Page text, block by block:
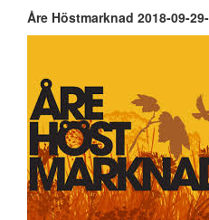
Åre Höstmarknad 2018-09-